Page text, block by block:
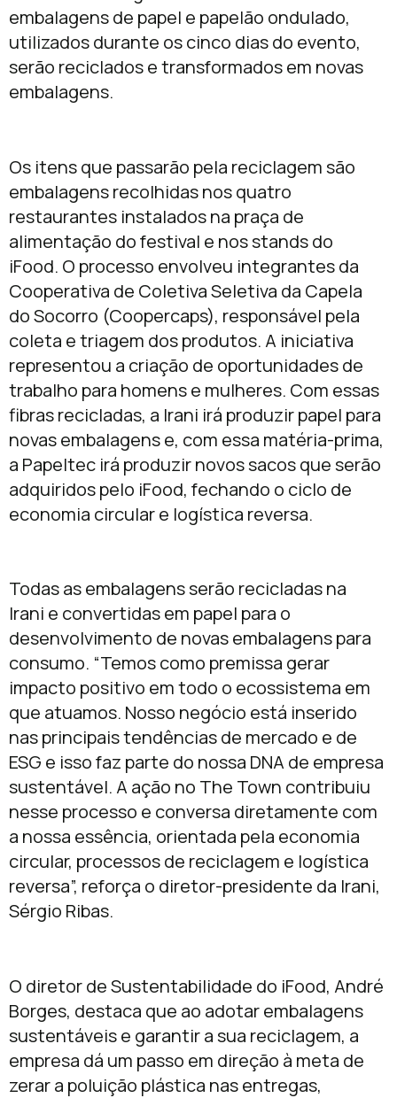
embalagens de papel e papelão ondulado,
utilizados durante os cinco dias do evento,
serão reciclados e transformados em novas
embalagens.
Os itens que passarão pela reciclagem são
embalagens recolhidas nos quatro
restaurantes instalados na praça de
alimentação do festival e nos stands do
iFood. O processo envolveu integrantes da
Cooperativa de Coletiva Seletiva da Capela
do Socorro (Coopercaps), responsável pela
coleta e triagem dos produtos. A iniciativa
representou a criação de oportunidades de
trabalho para homens e mulheres. Com essas
fibras recicladas, a Irani irá produzir papel para
novas embalagens e, com essa matéria-prima,
a Papeltec irá produzir novos sacos que serão
adquiridos pelo iFood, fechando o ciclo de
economia circular e logística reversa.
Todas as embalagens serão recicladas na
Irani e convertidas em papel para o
desenvolvimento de novas embalagens para
consumo. “Temos como premissa gerar
impacto positivo em todo o ecossistema em
que atuamos. Nosso negócio está inserido
nas principais tendências de mercado e de
ESG e isso faz parte do nossa DNA de empresa
sustentável. A ação no The Town contribuiu
nesse processo e conversa diretamente com
a nossa essência, orientada pela economia
circular, processos de reciclagem e logística
reversa”, reforça o diretor-presidente da Irani,
Sérgio Ribas.
O diretor de Sustentabilidade do iFood, André
Borges, destaca que ao adotar embalagens
sustentáveis e garantir a sua reciclagem, a
empresa dá um passo em direção à meta de
zerar a poluição plástica nas entregas,